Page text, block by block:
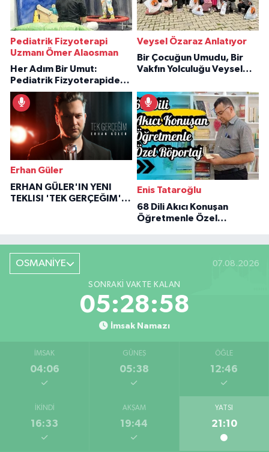
Pediatrik Fizyoterapi
Uzmanı Ömer Alaosman
Her Adım Bir Umut:
Pediatrik Fizyoterapiden
İlham Veren Hikâyeler
Veysel Özaraz Anlatıyor
Bir Çocuğun Umudu, Bir
Vakfın Yolculuğu Veysel
Erhan Güler
ERHAN GÜLER'IN YENI
TEKLISI 'TEK GERÇEĞIM'LE
Enis Tataroğlu
68 Dili Akıcı Konuşan
Öğretmenle Özel
OSMANİYE 07.08.2026
SONRAKI VAKTE KALAN
05:28:57
İmsak Namazı
İMSAK
04:06
GÜNEŞ
05:38
ÖĞLE
12:46
İKINDI
16:33
AKŞAM
19:44
YATSI
21:10